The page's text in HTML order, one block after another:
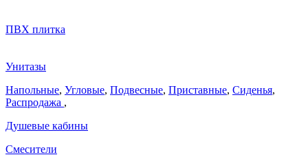
ПВХ плитка
Унитазы
Напольные, Угловые, Подвесные, Приставные, Сиденья,
Распродажа ,
Душевые кабины
Смесители